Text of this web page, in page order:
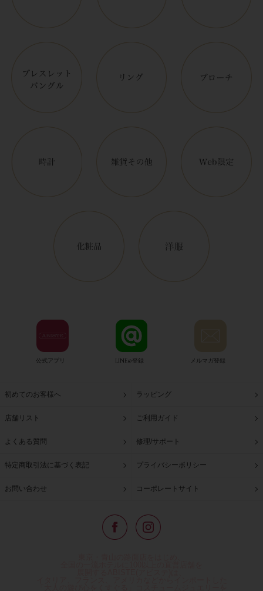
公式アプリ LINE@登録 メルマガ登録
初めてのお客様へ ラッピング
店舗リスト ご利用ガイド
よくある質問 修理/サポート
特定商取引法に基づく表記 プライバシーポリシー
お問い合わせ コーポレートサイト